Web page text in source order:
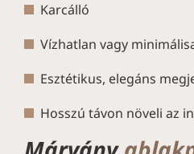
Karcálló
Vízhatlan vagy
Esztétikus, elegáns
Hosszú távon növeli az